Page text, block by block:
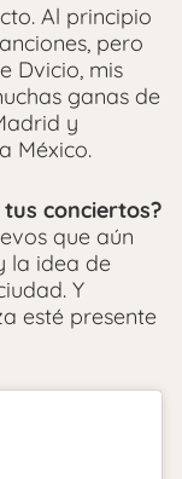
Al principio
pero
Dvicio, mis
ganas de
y
México.
conciertos?
que aún
la idea de
Y
esté presente